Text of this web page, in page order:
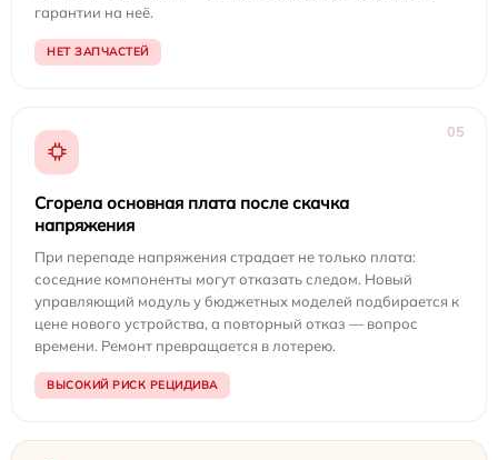
гарантии на неё.
НЕТ ЗАПЧАСТЕЙ
05
Сгорела основная плата после скачка
напряжения
При перепаде напряжения страдает не только плата:
соседние компоненты могут отказать следом. Новый
управляющий модуль у бюджетных моделей подбирается к
цене нового устройства, а повторный отказ — вопрос
времени. Ремонт превращается в лотерею.
ВЫСОКИЙ РИСК РЕЦИДИВА